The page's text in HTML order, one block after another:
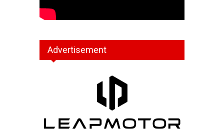
Advertisement